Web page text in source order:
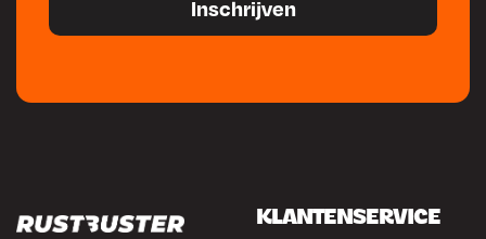
KLANTENSERVICE